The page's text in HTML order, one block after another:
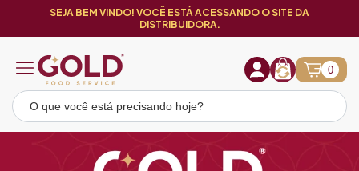
SEJA BEM VINDO! VOCÊ ESTÁ ACESSANDO O SITE DA
DISTRIBUIDORA.
0
Loja Gold Food Service